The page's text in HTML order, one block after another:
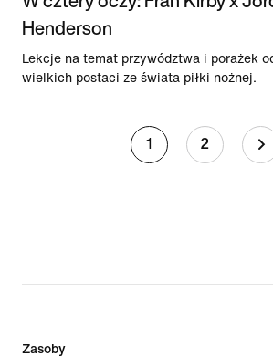
Henderson
Lekcje na temat przywództwa i porażek
wielkich postaci ze świata piłki nożnej.
1 2
Zasoby